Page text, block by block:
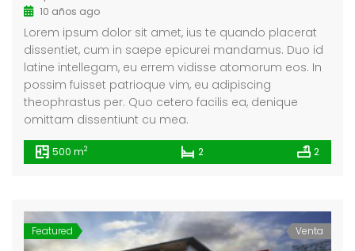
10 años ago
Lorem ipsum dolor sit amet, ius te quando placerat
dissentiet, cum in saepe epicurei mandamus. Duo id
latine intellegam, eu errem vidisse atomorum eos. In
possim fuisset patrioque vim, eu adipiscing
theophrastus per. Quo cetero facilis ea, denique
omittam dissentiunt cu mea.
500 m2 2 2
Featured Venta